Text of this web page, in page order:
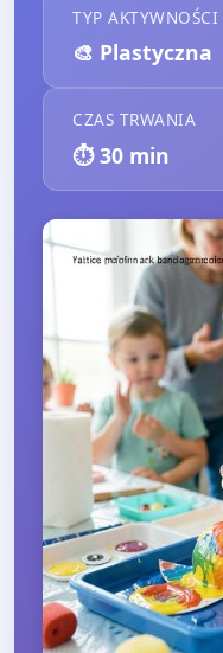
TYP AKTYWNOŚCI
🎨 Plastyczna
CZAS TRWANIA
⏱️30 min